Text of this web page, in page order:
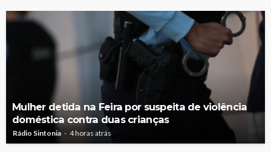
Mulher detida na Feira por suspeita de violência
doméstica contra duas crianças
Rádio Sintonia 4 horas atrás